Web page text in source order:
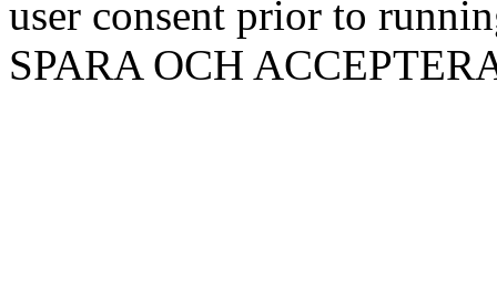
user consent prior to
SPARA OCH